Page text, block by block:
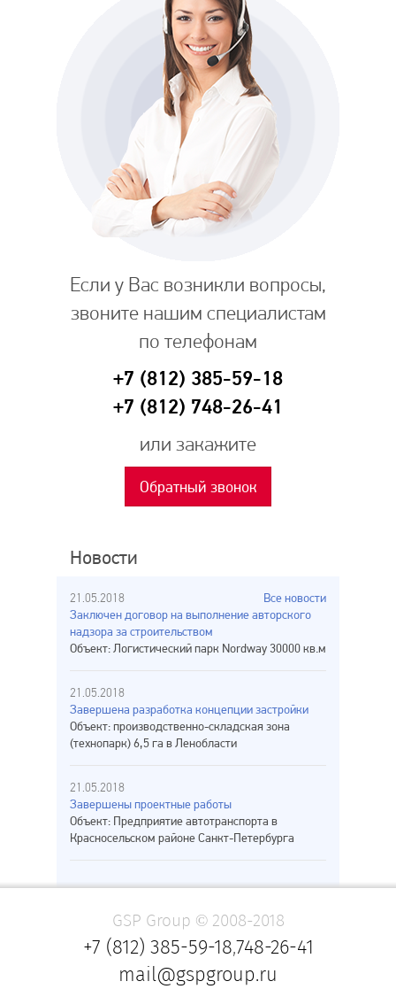
Если у Вас возникли вопросы,
звоните нашим специалистам
по телефонам
+7 (812) 385-59-18
+7 (812) 748-26-41
или закажите
Обратный звонок
Новости
21.05.2018
Заключен договор на выполнение авторского
надзора за строительством
Объект: Логистический парк Nordway 30000 кв.м
21.05.2018
Завершена разработка концепции застройки
Объект: производственно-складская зона
(технопарк) 6,5 га в Ленобласти
21.05.2018
Завершены проектные работы
Объект: Предприятие автотранспорта в
Красносельском районе Санкт-Петербурга
Все новости
GSP Group © 2008-2018
+7 (812) 385-59-18,748-26-41
mail@gspgroup.ru